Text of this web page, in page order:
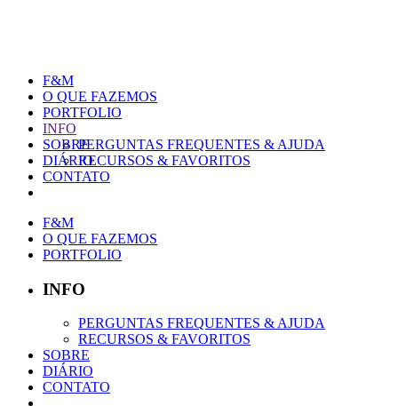
F&M
O QUE FAZEMOS
PORTFOLIO
INFO
PERGUNTAS FREQUENTES & AJUDA
RECURSOS & FAVORITOS
SOBRE
DIÁRIO
CONTATO
F&M
O QUE FAZEMOS
PORTFOLIO
INFO
PERGUNTAS FREQUENTES & AJUDA
RECURSOS & FAVORITOS
SOBRE
DIÁRIO
CONTATO